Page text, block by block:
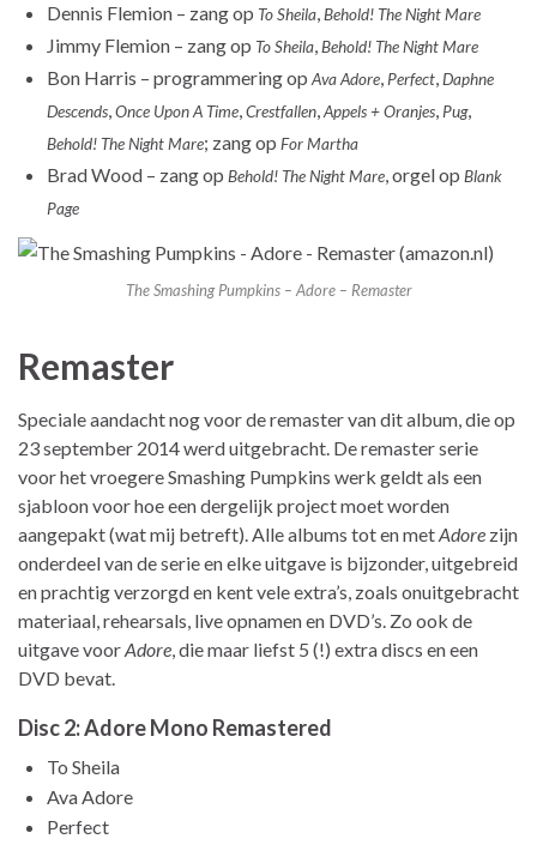
Dennis Flemion – zang op To Sheila,Behold! The Night Mare
Jimmy Flemion – zang op To Sheila,Behold! The Night Mare
Bon Harris – programmering op Ava Adore, Perfect,Daphne
Descends,Once Upon A Time,Crestfallen,Appels + Oranjes, Pug,
Behold! The Night Mare; zang op For Martha
Brad Wood – zang op Behold! The Night Mare, orgel op Blank
Page
The Smashing Pumpkins – Adore – Remaster
Remaster
Speciale aandacht nog voor de remaster van dit album, die op
23 september 2014 werd uitgebracht. De remaster serie
voor het vroegere Smashing Pumpkins werk geldt als een
sjabloon voor hoe een dergelijk project moet worden
aangepakt (wat mij betreft). Alle albums tot en metAdore zijn
onderdeel van de serie en elke uitgave is bijzonder, uitgebreid
en prachtig verzorgd en kent vele extra’s, zoals onuitgebracht
materiaal, rehearsals, live opnamen en DVD’s. Zo ook de
uitgave voorAdore , die maar liefst 5 (!) extra discs en een
DVD bevat.
Disc 2: Adore Mono Remastered
To Sheila
Ava Adore
Perfect